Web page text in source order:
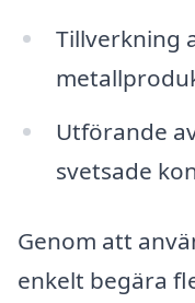
Tillverkning
Utförande
svetsade
Genom att
enkelt begära